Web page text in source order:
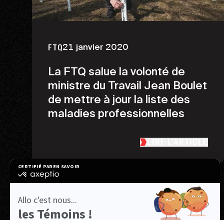
FTQ21 janvier 2020
La FTQ salue la volonté de
ministre du Travail Jean Boulet
de mettre à jour la liste des
maladies professionnelles